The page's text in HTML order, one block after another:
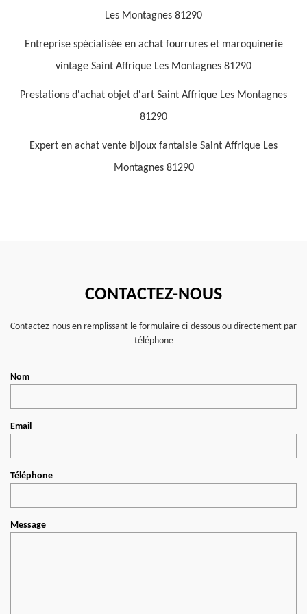
Les Montagnes 81290
Entreprise spécialisée en achat fourrures et maroquinerie
vintage Saint Affrique Les Montagnes 81290
Prestations d'achat objet d'art Saint Affrique Les Montagnes
81290
Expert en achat vente bijoux fantaisie Saint Affrique Les
Montagnes 81290
CONTACTEZ-NOUS
Contactez-nous en remplissant le formulaire ci-dessous ou directement par
téléphone
Nom
Email
Téléphone
Message